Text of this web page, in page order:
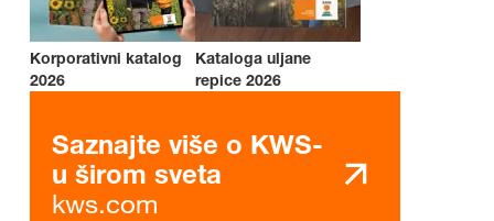
Korporativni katalog
2026
Kataloga uljane
repice 2026
Saznajte više o KWS-
u širom sveta
kws.com